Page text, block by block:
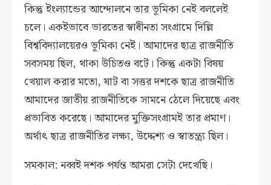
কিন্তু ইংল্যান্ডের আন্দোলনে তার ভূমিকা নেই বললেই
চলে। একইভাবে ভারতের স্বাধীনতা সংগ্রামে দিল্লি
বিশ্ববিদ্যালয়েরও ভূমিকা নেই। আমাদের ছাত্র রাজনীতি
সবসময় ছিল, থাকা উচিতও বটে। কিন্তু একটা বিষয়
খেয়াল করার মতো, ষাট বা সত্তর দশকে ছাত্র রাজনীতি
আমাদের জাতীয় রাজনীতিকে সামনে ঠেলে দিয়েছে এবং
প্রভাবিত করেছে। আমাদের মুক্তিসংগ্রামই তার প্রমাণ।
অর্থাৎ ছাত্র রাজনীতির লক্ষ্য, উদ্দেশ্য ও স্বাতন্ত্র্য ছিল।
সমকাল: নব্বই দশক পর্যন্ত আমরা সেটা দেখেছি।